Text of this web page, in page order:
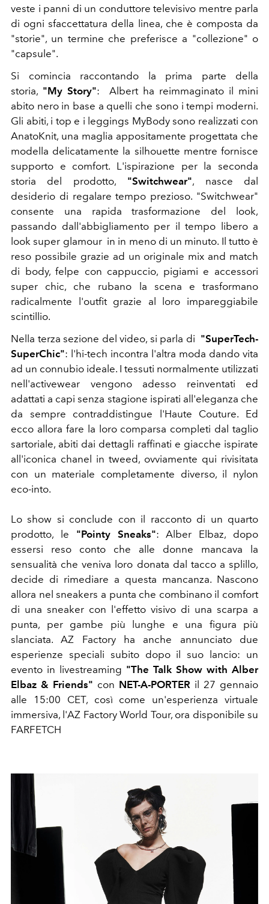
veste i panni di un conduttore televisivo mentre parla
di ogni sfaccettatura della linea, che è composta da
"storie", un termine che preferisce a "collezione" o
"capsule".
Si comincia raccontando la prima parte della
storia, "My Story": Albert ha reimmaginato il mini
abito nero in base a quelli che sono i tempi moderni.
Gli abiti, i top e i leggings MyBody sono realizzati con
AnatoKnit, una maglia appositamente progettata che
modella delicatamente la silhouette mentre fornisce
supporto e comfort. L'ispirazione per la seconda
storia del prodotto, "Switchwear", nasce dal
desiderio di regalare tempo prezioso. "Switchwear"
consente una rapida trasformazione del look,
passando dall'abbigliamento per il tempo libero a
look super glamour in in meno di un minuto. Il tutto è
reso possibile grazie ad un originale mix and match
di body, felpe con cappuccio, pigiami e accessori
super chic, che rubano la scena e trasformano
radicalmente l'outfit grazie al loro impareggiabile
scintillio.
Nella terza sezione del video, si parla di "SuperTech-
SuperChic": l'hi-tech incontra l'altra moda dando vita
ad un connubio ideale. I tessuti normalmente utilizzati
nell'activewear vengono adesso reinventati ed
adattati a capi senza stagione ispirati all'eleganza che
da sempre contraddistingue l'Haute Couture. Ed
ecco allora fare la loro comparsa completi dal taglio
sartoriale, abiti dai dettagli raffinati e giacche ispirate
all'iconica chanel in tweed, ovviamente qui rivisitata
con un materiale completamente diverso, il nylon
eco-into.
Lo show si conclude con il racconto di un quarto
prodotto, le "Pointy Sneaks": Alber Elbaz, dopo
essersi reso conto che alle donne mancava la
sensualità che veniva loro donata dal tacco a splillo,
decide di rimediare a questa mancanza. Nascono
allora nel sneakers a punta che combinano il comfort
di una sneaker con l'effetto visivo di una scarpa a
punta, per gambe più lunghe e una figura più
slanciata. AZ Factory ha anche annunciato due
esperienze speciali subito dopo il suo lancio: un
evento in livestreaming "The Talk Show with Alber
Elbaz & Friends" con NET-A-PORTER il 27 gennaio
alle 15:00 CET, così come un'esperienza virtuale
immersiva, l'AZ Factory World Tour, ora disponibile su
FARFETCH